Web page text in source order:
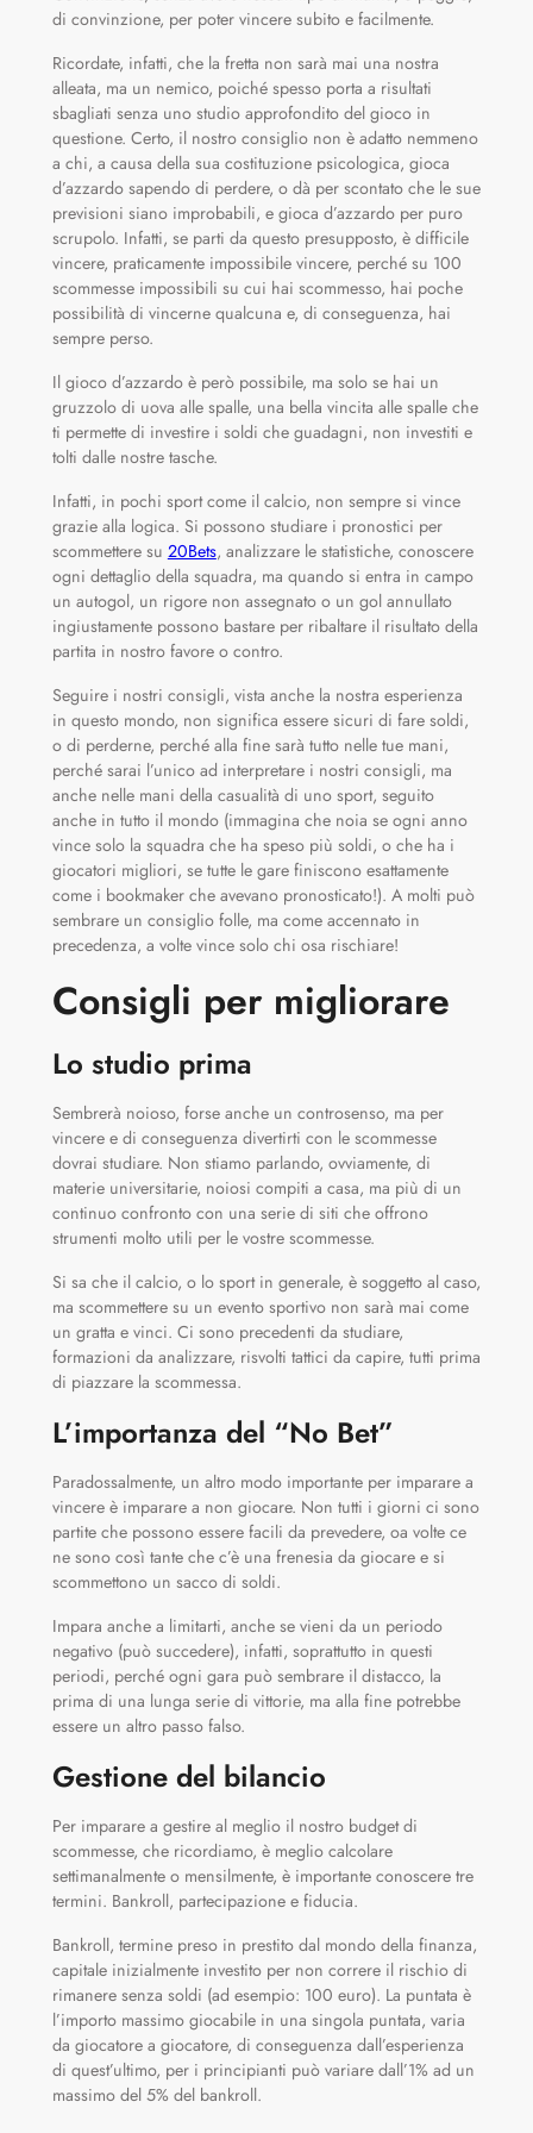
di convinzione, per poter vincere subito e facilmente.
Ricordate, infatti, che la fretta non sarà mai una nostra
alleata, ma un nemico, poiché spesso porta a risultati
sbagliati senza uno studio approfondito del gioco in
questione. Certo, il nostro consiglio non è adatto nemmeno
a chi, a causa della sua costituzione psicologica, gioca
d’azzardo sapendo di perdere, o dà per scontato che le sue
previsioni siano improbabili, e gioca d’azzardo per puro
scrupolo. Infatti, se parti da questo presupposto, è difficile
vincere, praticamente impossibile vincere, perché su 100
scommesse impossibili su cui hai scommesso, hai poche
possibilità di vincerne qualcuna e, di conseguenza, hai
sempre perso.
Il gioco d’azzardo è però possibile, ma solo se hai un
gruzzolo di uova alle spalle, una bella vincita alle spalle che
ti permette di investire i soldi che guadagni, non investiti e
tolti dalle nostre tasche.
Infatti, in pochi sport come il calcio, non sempre si vince
grazie alla logica. Si possono studiare i pronostici per
scommettere su 20Bets, analizzare le statistiche, conoscere
ogni dettaglio della squadra, ma quando si entra in campo
un autogol, un rigore non assegnato o un gol annullato
ingiustamente possono bastare per ribaltare il risultato della
partita in nostro favore o contro.
Seguire i nostri consigli, vista anche la nostra esperienza
in questo mondo, non significa essere sicuri di fare soldi,
o di perderne, perché alla fine sarà tutto nelle tue mani,
perché sarai l’unico ad interpretare i nostri consigli, ma
anche nelle mani della casualità di uno sport, seguito
anche in tutto il mondo (immagina che noia se ogni anno
vince solo la squadra che ha speso più soldi, o che ha i
giocatori migliori, se tutte le gare finiscono esattamente
come i bookmaker che avevano pronosticato!). A molti può
sembrare un consiglio folle, ma come accennato in
precedenza, a volte vince solo chi osa rischiare!
Consigli per migliorare
Lo studio prima
Sembrerà noioso, forse anche un controsenso, ma per
vincere e di conseguenza divertirti con le scommesse
dovrai studiare. Non stiamo parlando, ovviamente, di
materie universitarie, noiosi compiti a casa, ma più di un
continuo confronto con una serie di siti che offrono
strumenti molto utili per le vostre scommesse.
Si sa che il calcio, o lo sport in generale, è soggetto al caso,
ma scommettere su un evento sportivo non sarà mai come
un gratta e vinci. Ci sono precedenti da studiare,
formazioni da analizzare, risvolti tattici da capire, tutti prima
di piazzare la scommessa.
L’importanza del “No Bet”
Paradossalmente, un altro modo importante per imparare a
vincere è imparare a non giocare. Non tutti i giorni ci sono
partite che possono essere facili da prevedere, oa volte ce
ne sono così tante che c’è una frenesia da giocare e si
scommettono un sacco di soldi.
Impara anche a limitarti, anche se vieni da un periodo
negativo (può succedere), infatti, soprattutto in questi
periodi, perché ogni gara può sembrare il distacco, la
prima di una lunga serie di vittorie, ma alla fine potrebbe
essere un altro passo falso.
Gestione del bilancio
Per imparare a gestire al meglio il nostro budget di
scommesse, che ricordiamo, è meglio calcolare
settimanalmente o mensilmente, è importante conoscere tre
termini. Bankroll, partecipazione e fiducia.
Bankroll, termine preso in prestito dal mondo della finanza,
capitale inizialmente investito per non correre il rischio di
rimanere senza soldi (ad esempio: 100 euro). La puntata è
l’importo massimo giocabile in una singola puntata, varia
da giocatore a giocatore, di conseguenza dall’esperienza
di quest’ultimo, per i principianti può variare dall’1% ad un
massimo del 5% del bankroll.